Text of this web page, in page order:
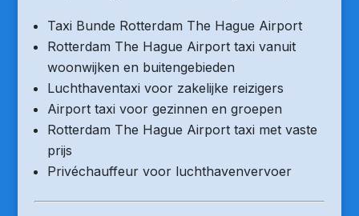
Taxi Bunde Rotterdam The Hague Airport
Rotterdam The Hague Airport taxi vanuit
woonwijken en buitengebieden
Luchthaventaxi voor zakelijke reizigers
Airport taxi voor gezinnen en groepen
Rotterdam The Hague Airport taxi met vaste
prijs
Privéchauffeur voor luchthavenvervoer